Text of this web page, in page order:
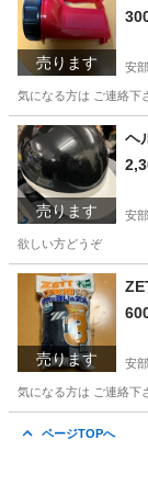
売ります 安
気になる方は ご連絡下
福岡 北九州市
売ります
ヘ
安
欲しい方どうぞ
福岡 北九州市
売ります 安
気になる方は ご連絡下
ページTOPへ